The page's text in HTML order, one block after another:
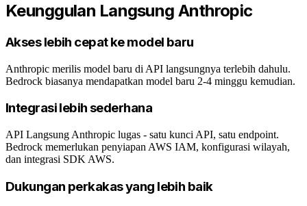
Keunggulan Langsung Anthropic
Akses lebih cepat ke model baru
Anthropic merilis model baru di API langsungnya terlebih dahulu.
Bedrock biasanya mendapatkan model baru 2-4 minggu kemudian.
Integrasi lebih sederhana
API Langsung Anthropic lugas - satu kunci API, satu endpoint.
Bedrock memerlukan penyiapan AWS IAM, konfigurasi wilayah,
dan integrasi SDK AWS.
Dukungan perkakas yang lebih baik